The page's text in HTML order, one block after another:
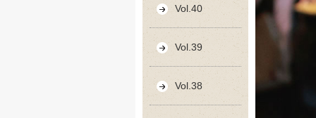
Vol.40
Vol.39
Vol.38